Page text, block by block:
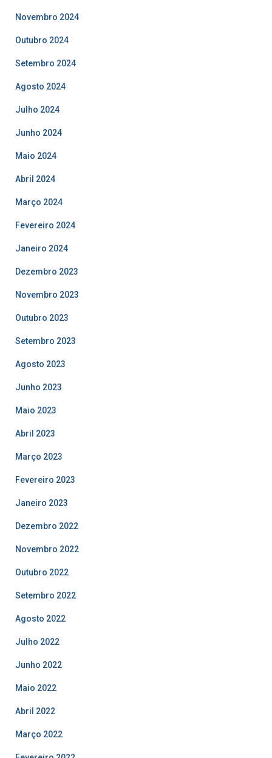
Novembro 2024
Outubro 2024
Setembro 2024
Agosto 2024
Julho 2024
Junho 2024
Maio 2024
Abril 2024
Março 2024
Fevereiro 2024
Janeiro 2024
Dezembro 2023
Novembro 2023
Outubro 2023
Setembro 2023
Agosto 2023
Junho 2023
Maio 2023
Abril 2023
Março 2023
Fevereiro 2023
Janeiro 2023
Dezembro 2022
Novembro 2022
Outubro 2022
Setembro 2022
Agosto 2022
Julho 2022
Junho 2022
Maio 2022
Abril 2022
Março 2022